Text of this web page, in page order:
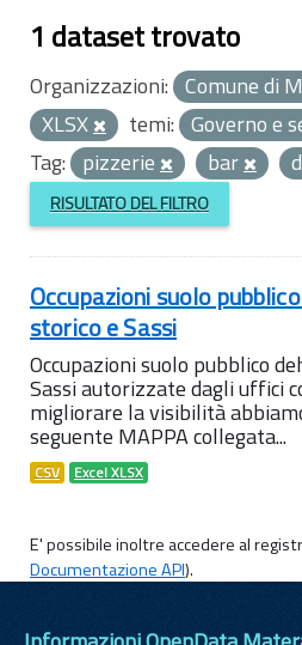
1 dataset trovato
Organizzazioni: Comune di
XLSX
temi: Governo e
Tag: pizzerie bar
RISULTATO DEL FILTRO
Occupazioni suolo
storico e Sassi
Occupazioni suolo pubblico
Sassi autorizzate dagli uffici
migliorare la visibilità
seguente MAPPA collegata...
CSV Excel XLSX
E' possibile inoltre accedere al
Documentazione API).